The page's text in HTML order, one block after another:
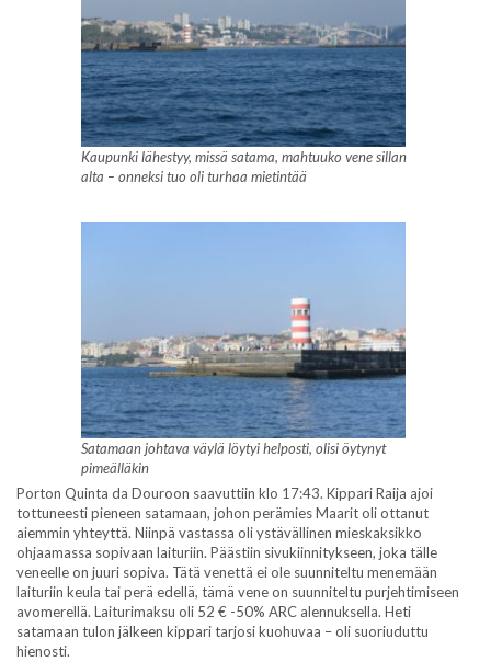
Kaupunki lähestyy, missä satama, mahtuuko vene sillan
alta – onneksi tuo oli turhaa mietintää
Satamaan johtava väylä löytyi helposti, olisi öytynyt
pimeälläkin
Porton Quinta da Douroon saavuttiin klo 17:43. Kippari Raija ajoi
tottuneesti pieneen satamaan, johon perämies Maarit oli ottanut
aiemmin yhteyttä. Niinpä vastassa oli ystävällinen mieskaksikko
ohjaamassa sopivaan laituriin. Päästiin sivukiinnitykseen, joka tälle
veneelle on juuri sopiva. Tätä venettä ei ole suunniteltu menemään
laituriin keula tai perä edellä, tämä vene on suunniteltu purjehtimiseen
avomerellä. Laiturimaksu oli 52 € -50% ARC alennuksella. Heti
satamaan tulon jälkeen kippari tarjosi kuohuvaa – oli suoriuduttu
hienosti.